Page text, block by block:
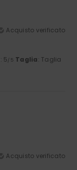
Acquisto verificato
: 5/5 Taglia: Taglia
Acquisto verificato